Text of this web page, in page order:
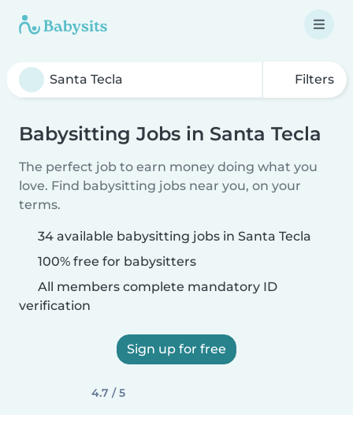
Filters
Babysitting Jobs in Santa Tecla
The perfect job to earn money doing what you
love. Find babysitting jobs near you, on your
terms.
34 available babysitting jobs in Santa Tecla
100% free for babysitters
All members complete mandatory ID
verification
Sign up for free
4.7 / 5